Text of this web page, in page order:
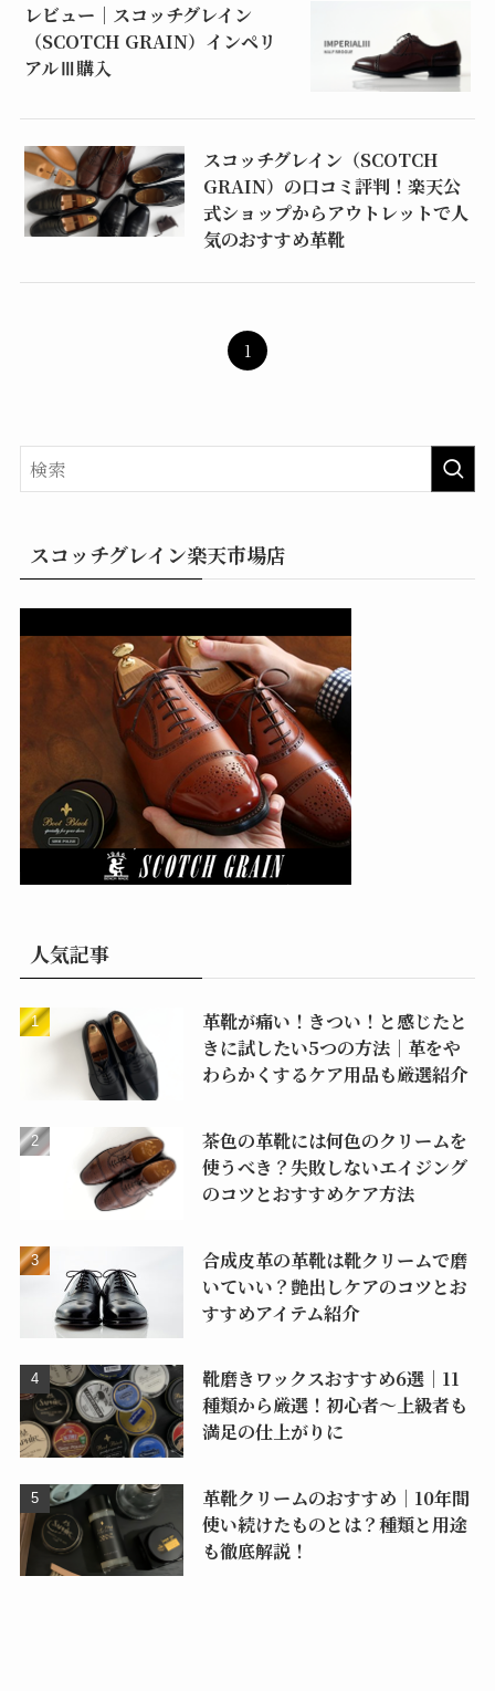
レビュー｜スコッチグレイン
（SCOTCH GRAIN）インペリ
アルⅢ購入
スコッチグレイン（SCOTCH
GRAIN）の口コミ評判！楽天公
式ショップからアウトレットで人
気のおすすめ革靴
1
スコッチグレイン楽天市場店
人気記事
革靴が痛い！きつい！と感じたと
きに試したい5つの方法｜革をや
わらかくするケア用品も厳選紹介
茶色の革靴には何色のクリームを
使うべき？失敗しないエイジング
のコツとおすすめケア方法
合成皮革の革靴は靴クリームで磨
いていい？艶出しケアのコツとお
すすめアイテム紹介
靴磨きワックスおすすめ6選｜11
種類から厳選！初心者〜上級者も
満足の仕上がりに
革靴クリームのおすすめ｜10年間
使い続けたものとは？種類と用途
も徹底解説！